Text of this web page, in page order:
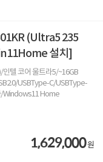
(Ultra5 235
설치]
텔 코어 울트라5/~16GB
USBType-C/USBType-
Windows11 Home
1,629,000원